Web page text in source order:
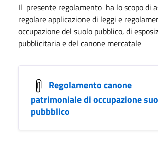
Il presente regolamento ha lo scopo di
regolare applicazione di leggi e
occupazione del suolo pubblico, di
pubblicitaria e del canone mercatale
Regolamento canone
patrimoniale di occupazione
pubbblico